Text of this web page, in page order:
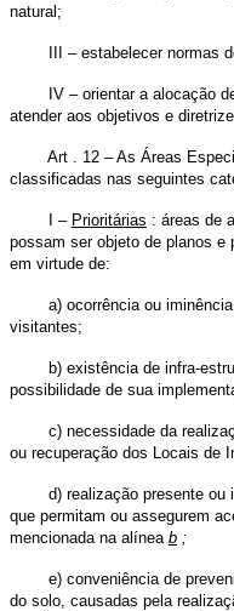
natural;
III – estabelecer normas de
IV – orientar a alocação de
atender aos objetivos e
Art . 12 – As Áreas
classificadas nas seguintes
I – Prioritárias : áreas de
possam ser objeto de planos e
em virtude de:
a) ocorrência ou iminência
visitantes;
b) existência de infra-
possibilidade de sua
c) necessidade da
ou recuperação dos Locais de
d) realização presente ou
que permitam ou assegurem
mencionada na alínea b ;
e) conveniência de prevenir
do solo, causadas pela